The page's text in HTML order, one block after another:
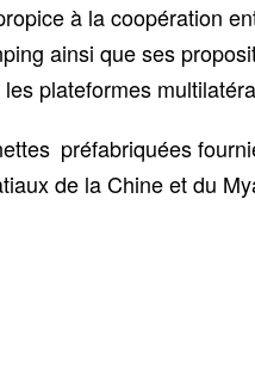
à la coopération
ainsi que ses
plateformes
préfabriquées
de la Chine et du